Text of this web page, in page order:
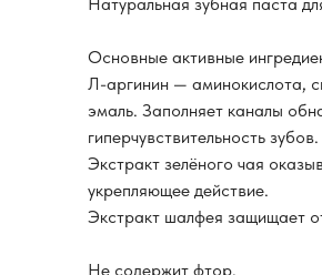
Основные активные
Л-аргинин — аминокислота,
эмаль. Заполняет каналы
гиперчувствительность зубов.
Экстракт зелёного чая
укрепляющее действие.
Экстракт шалфея защищает
Не содержит фтор.